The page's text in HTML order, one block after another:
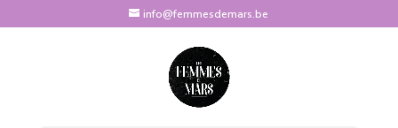
info@femmesdemars.be